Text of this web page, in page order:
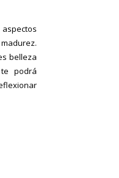
belleza
podrá